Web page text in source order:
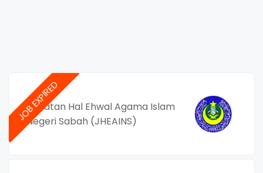
Jabatan Hal Ehwal Agama Islam
Negeri Sabah (JHEAINS)